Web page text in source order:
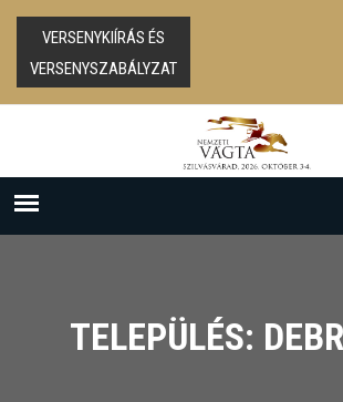
VERSENYKIÍRÁS ÉS
VERSENYSZABÁLYZAT
TELEPÜLÉS: